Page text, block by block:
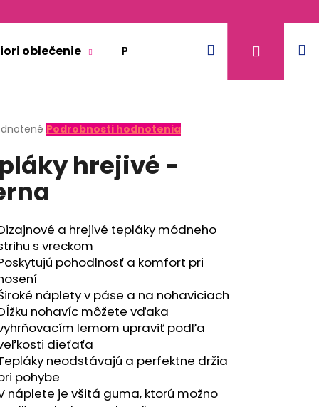
oblečenie Pre dospelých Doplnkový
Hľadať
Podrobnosti hodnotenia
hrejivé -
a hrejivé tepláky módneho
s vreckom
pohodlnosť a komfort pri
náplety v páse a na nohaviciach
nohavíc môžete vďaka
lemom upraviť podľa
dieťaťa
neodstávajú a perfektne držia
pohybe
náplete je všitá guma, ktorú možno
TENKÝ
RUŽOVOZELENÝ/